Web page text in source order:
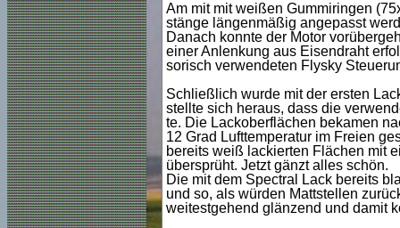
Am mit mit weißen Gummiringen
stänge längenmäßig angepasst
Danach konnte der Motor
einer Anlenkung aus Eisendraht
sorisch verwendeten Flysky
Schließlich wurde mit der ersten
stellte sich heraus, dass die
te. Die Lackoberflächen bekamen
12 Grad Lufttemperatur im Freien
bereits weiß lackierten Flächen mit
übersprüht. Jetzt gänzt alles schön.
Die mit dem Spectral Lack bereits
und so, als würden Mattstellen
weitestgehend glänzend und damit